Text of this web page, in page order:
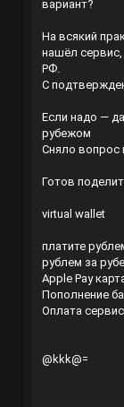
вариант?
На всякий
нашёл сервис,
РФ.
С
Если надо —
рубежом
Сняло вопрос
Готов
virtual wallet
платите
рублем за
Apple Pay
Пополнение
Оплата
@kkk@=